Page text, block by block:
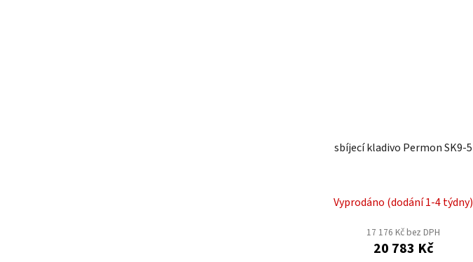
sbíjecí kladivo Permon SK9-5
Vyprodáno (dodání 1-4 týdny)
17 176 Kč bez DPH
20 783 Kč